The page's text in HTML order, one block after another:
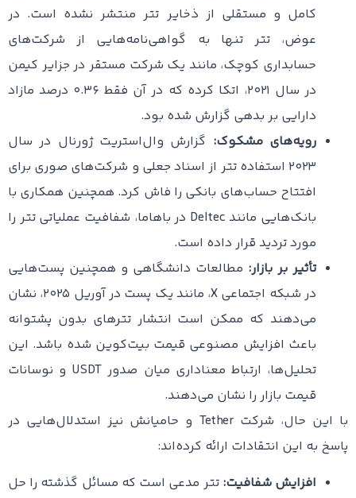
کامل و مستقلی از ذخایر تتر منتشر نشده است. در
عوض، تتر تنها به گواهی‌نامه‌هایی از شرکت‌های
حسابداری کوچک، مانند یک شرکت مستقر در جزایر کیمن
در سال ۲۰۲۱، اتکا کرده که در آن فقط ۰.۳۶ درصد مازاد
دارایی بر بدهی گزارش شده بود.
رویه‌های مشکوک: گزارش وال‌استریت ژورنال در سال
۲۰۲۳ استفاده تتر از اسناد جعلی و شرکت‌های صوری برای
افتتاح حساب‌های بانکی را فاش کرد. همچنین همکاری با
بانک‌هایی مانند Deltec در باهاما، شفافیت عملیاتی تتر را
مورد تردید قرار داده است.
تأثیر بر بازار: مطالعات دانشگاهی و همچنین پست‌هایی
در شبکه اجتماعی X، مانند یک پست در آوریل ۲۰۲۵، نشان
می‌دهند که ممکن است انتشار تترهای بدون پشتوانه
باعث افزایش مصنوعی قیمت بیت‌کوین شده باشد. این
تحلیل‌ها، ارتباط معناداری میان صدور USDT و نوسانات
قیمت بازار را نشان می‌دهند.
با این حال، شرکت Tether و حامیانش نیز استدلال‌هایی در
پاسخ به این انتقادات ارائه کرده‌اند:
افزایش شفافیت: تتر مدعی است که مسائل گذشته را حل